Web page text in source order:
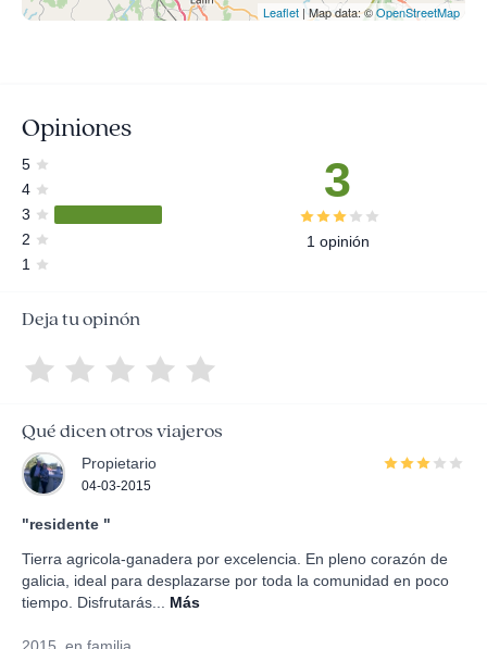
Leaflet | Map data: ©OpenStreetMap
Opiniones
5
4
3
2
1
3
1 opinión
Deja tu opinón
Qué dicen otros viajeros
Propietario
04-03-2015
"residente "
Tierra agricola-ganadera por excelencia. En pleno corazón de
galicia, ideal para desplazarse por toda la comunidad en poco
tiempo. Disfrutarás...
Más